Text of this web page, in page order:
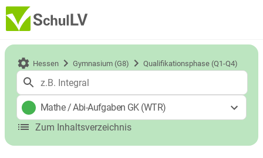
Hessen Gymnasium (G8) Qualifikationsphase (Q1-Q4)
Mathe/Abi-Aufgaben GK (WTR)
Zum Inhaltsverzeichnis